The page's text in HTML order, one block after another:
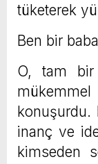
tüketerek
Ben bir baba
O, tam bir
konuşurdu.
inanç ve
kimseden